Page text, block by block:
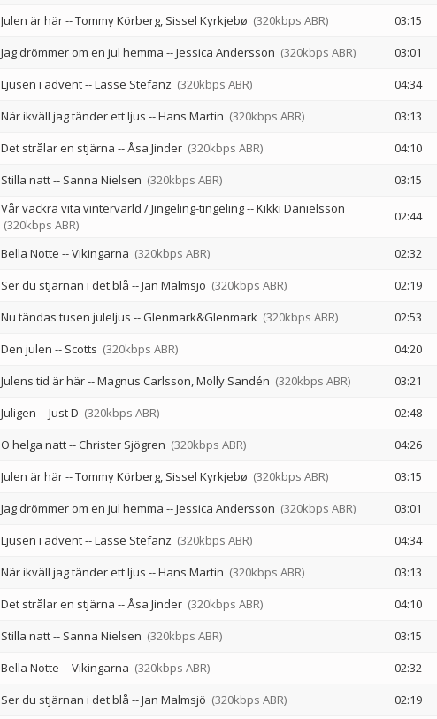
Julen är här--Tommy Körberg Sissel Kyrkjebø (320kbps ABR) 03:15
Jag drömmer om en jul hemma --Jessica Andersson (320kbps ABR) 03:01
Ljusen i advent--Lasse Stefanz (320kbps ABR) 04:34
När ikväll jag tänder ett ljus --Hans Martin (320kbps ABR) 03:13
Det strålar en stjärna --Åsa Jinder (320kbps ABR) 04:10
Stilla natt-- Sanna Nielsen (320kbps ABR) 03:15
Vår vackra vita vintervärld / Jingeling-tingeling--Kikki Danielsson
(320kbps ABR)
02:44
Bella Notte --Vikingarna (320kbps ABR) 02:32
Ser du stjärnan i det blå --Jan Malmsjö (320kbps ABR) 02:19
Nu tändas tusen juleljus --Glenmark&Glenmark (320kbps ABR) 02:53
Den julen -- Scotts (320kbps ABR) 04:20
Julens tid är här--Magnus Carlsson Molly Sandén (320kbps ABR) 03:21
Juligen --Just D (320kbps ABR) 02:48
O helga natt--Christer Sjögren (320kbps ABR) 04:26
Julen är här--Tommy Körberg Sissel Kyrkjebø (320kbps ABR) 03:15
Jag drömmer om en jul hemma --Jessica Andersson (320kbps ABR) 03:01
Ljusen i advent--Lasse Stefanz (320kbps ABR) 04:34
När ikväll jag tänder ett ljus --Hans Martin (320kbps ABR) 03:13
Det strålar en stjärna --Åsa Jinder (320kbps ABR) 04:10
Stilla natt-- Sanna Nielsen (320kbps ABR) 03:15
Bella Notte --Vikingarna (320kbps ABR) 02:32
Ser du stjärnan i det blå --Jan Malmsjö (320kbps ABR) 02:19